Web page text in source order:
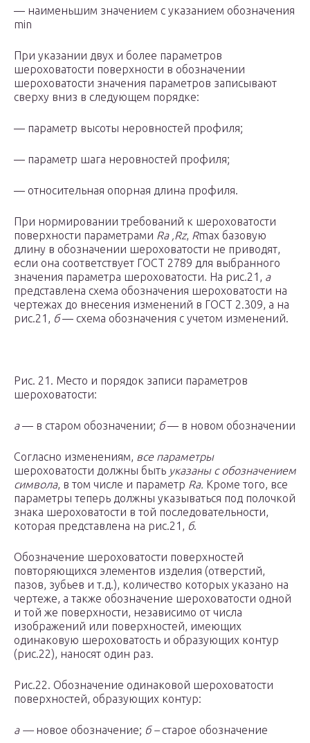
— наименьшим значением с указанием обозначения
min
При указании двух и более параметров
шероховатости поверхности в обозначении
шероховатости значения параметров записывают
сверху вниз в следующем порядке:
— параметр высоты неровностей профиля;
— параметр шага неровностей профиля;
— относительная опорная длина профиля.
При нормировании требований к шероховатости
поверхности параметрами Ra,Rz, Rmax базовую
длину в обозначении шероховатости не приводят,
если она соответствует ГОСТ 2789 для выбранного
значения параметра шероховатости. На рис.21, а
представлена схема обозначения шероховатости на
чертежах до внесения изменений в ГОСТ 2.309, а на
рис.21, б— схема обозначения с учетом изменений.
Рис. 21. Место и порядок записи параметров
шероховатости:
а— в старом обозначении; б— в новом обозначении
Согласно изменениям, все параметры
шероховатости должны быть указаны с обозначением
символа, в том числе и параметр Ra. Кроме того, все
параметры теперь должны указываться под полочкой
знака шероховатости в той последовательности,
которая представлена на рис.21, б.
Обозначение шероховатости поверхностей
повторяющихся элементов изделия (отверстий,
пазов, зубьев и т.д.), количество которых указано на
чертеже, а также обозначение шероховатости одной
и той же поверхности, независимо от числа
изображений или поверхностей, имеющих
одинаковую шероховатость и образующих контур
(рис.22), наносят один раз.
Рис.22. Обозначение одинаковой шероховатости
поверхностей, образующих контур:
а —новое обозначение; б –старое обозначение